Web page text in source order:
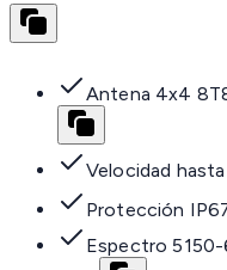
Antena 4x4
Velocidad
Protección
Espectro